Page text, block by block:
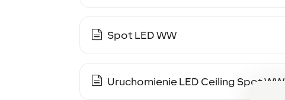
Spot LED WW
Uruchomienie LED Ceiling Spot WW